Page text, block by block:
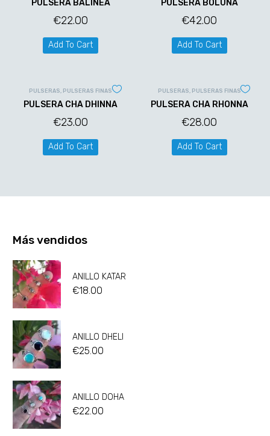
PULSERA BALINEA
€22.00
Add To Cart
PULSERA BOLUNA
€42.00
Add To Cart
PULSERAS, PULSERAS FINAS
PULSERA CHA DHINNA
€23.00
Add To Cart
PULSERAS, PULSERAS FINAS
PULSERA CHA RHONNA
€28.00
Add To Cart
Más vendidos
ANILLO KATAR
€18.00
ANILLO DHELI
€25.00
ANILLO DOHA
€22.00